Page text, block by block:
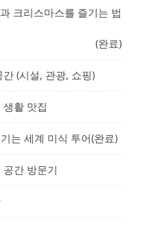
크리스마스를 즐기는 법
(완료)
(시설, 관광, 쇼핑)
활 맛집
는 세계 미식 투어(완료)
간 방문기